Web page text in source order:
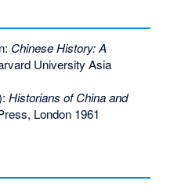
: Chinese History: A
University Asia
Historians of China and
London 1961